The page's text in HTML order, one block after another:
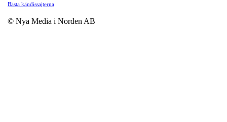
Bästa kändissajterna
© Nya Media i Norden AB